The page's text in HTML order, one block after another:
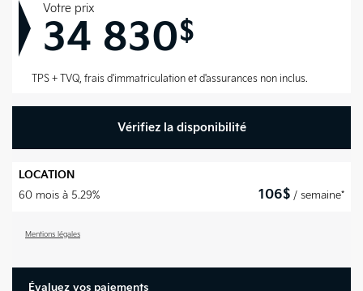
Votre prix
34 830$
TPS + TVQ, frais d'immatriculation et d'assurances non inclus.
Vérifiez la disponibilité
LOCATION
60 mois à 5.29%
106$ / semaine*
Mentions légales
Évaluez vos paiements